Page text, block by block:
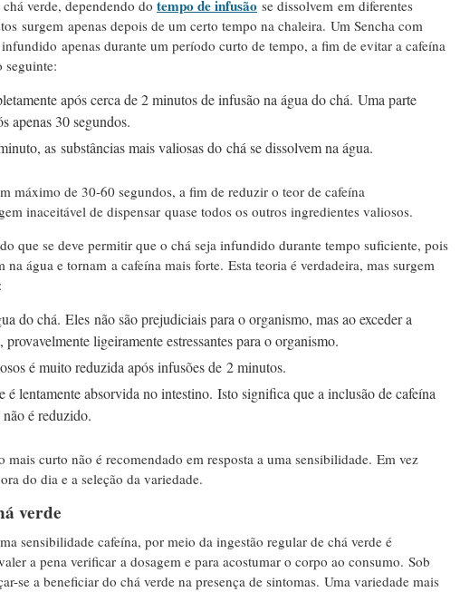
verde, dependendo do tempo de infusão se dissolvem em diferentes
surgem apenas depois de um certo tempo na chaleira. Um Sencha com
apenas durante um período curto de tempo, a fim de evitar a cafeína
seguinte:
após cerca de 2 minutos de infusão na água do chá. Uma parte
apenas 30 segundos.
as substâncias mais valiosas do chá se dissolvem na água.
máximo de 30-60 segundos, a fim de reduzir o teor de cafeína
inaceitável de dispensar quase todos os outros ingredientes valiosos.
que se deve permitir que o chá seja infundido durante tempo suficiente, pois
na água e tornam a cafeína mais forte. Esta teoria é verdadeira, mas surgem
do chá. Eles não são prejudiciais para o organismo, mas ao exceder a
ligeiramente estressantes para o organismo.
é muito reduzida após infusões de 2 minutos.
é lentamente absorvida no intestino. Isto significa que a inclusão de cafeína
é reduzido.
curto não é recomendado em resposta a uma sensibilidade. Em vez
do dia e a seleção da variedade.
verde
sensibilidade cafeína, por meio da ingestão regular de chá verde é
a pena verificar a dosagem e para acostumar o corpo ao consumo. Sob
se a beneficiar do chá verde na presença de sintomas. Uma variedade mais